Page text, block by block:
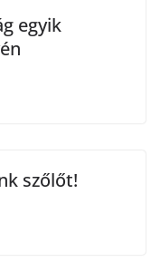
egyik
szőlőt!